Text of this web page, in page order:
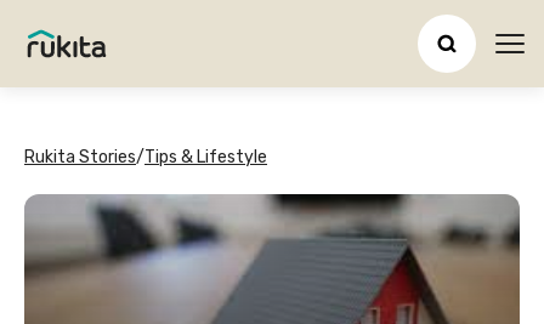
Rukita Stories/Tips & Lifestyle